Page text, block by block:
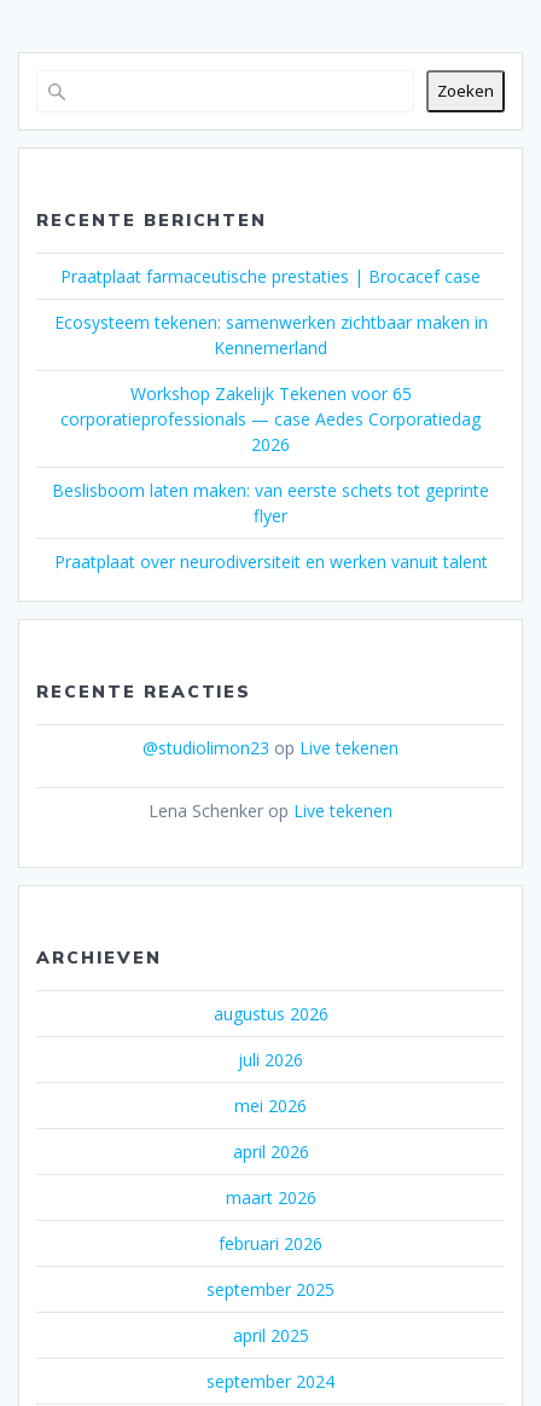
Zoeken
RECENTE BERICHTEN
Praatplaat farmaceutische prestaties | Brocacef case
Ecosysteem tekenen: samenwerken zichtbaar maken in
Kennemerland
Workshop Zakelijk Tekenen voor 65
corporatieprofessionals — case Aedes Corporatiedag
2026
Beslisboom laten maken: van eerste schets tot geprinte
flyer
Praatplaat over neurodiversiteit en werken vanuit talent
RECENTE REACTIES
@studiolimon23 op Live tekenen
Lena Schenker op Live tekenen
ARCHIEVEN
augustus 2026
juli 2026
mei 2026
april 2026
maart 2026
februari 2026
september 2025
april 2025
september 2024